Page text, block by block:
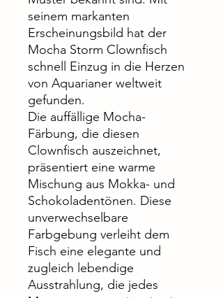
seinem markanten
Erscheinungsbild hat der
Mocha Storm Clownfisch
schnell Einzug in die Herzen
von Aquarianer weltweit
gefunden.
Die auffällige Mocha-
Färbung, die diesen
Clownfisch auszeichnet,
präsentiert eine warme
Mischung aus Mokka- und
Schokoladentönen. Diese
unverwechselbare
Farbgebung verleiht dem
Fisch eine elegante und
zugleich lebendige
Ausstrahlung, die jedes